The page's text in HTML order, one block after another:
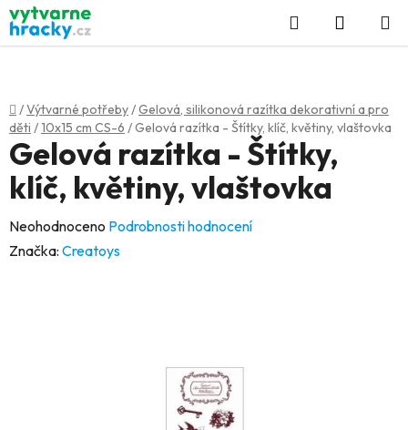
Přejít
na
obsah
Hledat
KOŠÍK
Domů
/Výtvarné potřeby/Gelová, silikonová razítka dekorativní a pro
děti /10x15 cm CS-6 /Gelová razítka - Štítky, klíč, květiny, vlaštovka
Gelová razítka - Štítky,
klíč, květiny, vlaštovka
Průměrné
hodnocení
Neohodnoceno Podrobnosti hodnocení
Značka: Creatoys